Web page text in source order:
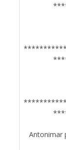
Antonimar